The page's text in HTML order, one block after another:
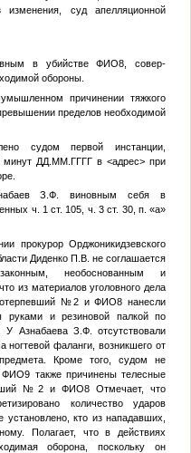
суд апелляционной
в убийствеФИО8 , совер-
обороны.
причинении тяжкого
пределов необходимой
судом первой инстанции,
ДД.ММ.ГГГГ в<адрес> при
З.Ф. виновным себя в
ч. 1 ст. 105, ч. 3 ст. 30, п. «а»
прокурор Орджоникидзевского
Диденко П.В. не соглашается
необоснованным и
из материалов уголовного дела
№2 иФИО8 нанесли
руками и резиновой палкой по
У Азнабаева З.Ф. отсутствовали
фаланги, возникшего от
предмета. Кроме того, судом не
ФИО9 также причинены телесные
№2и ФИО8Отмечает, что
количество ударов
кто из нападавших,
Полагает, что в действиях
оборона, поскольку он